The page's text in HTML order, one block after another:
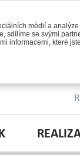
médií a
sdílíme se svými
informacemi, které